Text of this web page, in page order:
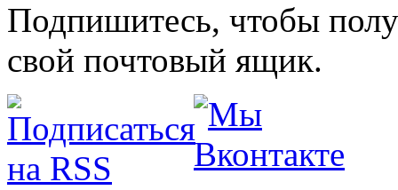
Подпишитесь, чтобы
свой почтовый ящик.